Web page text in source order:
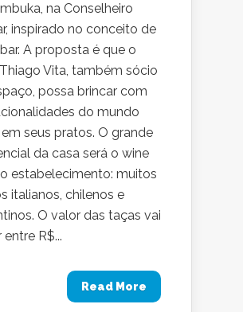
na Conselheiro
inspirado no conceito de
A proposta é que o
Vita, também sócio
possa brincar com
do mundo
seus pratos. O grande
da casa será o wine
estabelecimento: muitos
italianos, chilenos e
O valor das taças vai
entre R$...
Read More